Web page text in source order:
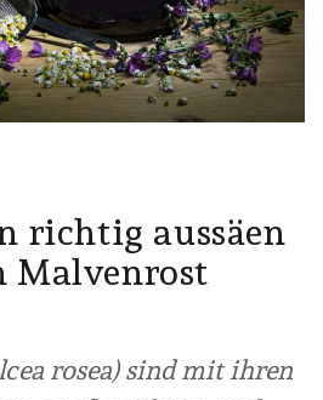
richtig aussäen
Malvenrost
rosea) sind mit ihren